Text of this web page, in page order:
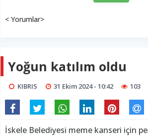
< Yorumlar>
Yoğun katılım oldu
KIBRIS 31 Ekim 2024 - 10:42 104
İskele Belediyesi meme kanseri için